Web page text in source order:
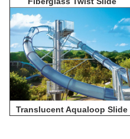
Translucent Aqualoop Slide